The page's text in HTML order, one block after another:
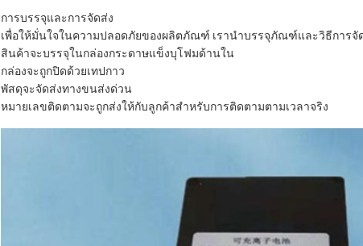
การบรรจุและการจัดส่ง
เพื่อให้มั่นใจในความปลอดภัยของผลิตภัณฑ์ เรานำบรรจุภัณฑ์และวิธีการจั
สินค้าจะบรรจุในกล่องกระดาษแข็งบุโฟมด้านใน
กล่องจะถูกปิดด้วยเทปกาว
พัสดุจะจัดส่งทางขนส่งด่วน
หมายเลขติดตามจะถูกส่งให้กับลูกค้าสำหรับการติดตามตามเวลาจริง